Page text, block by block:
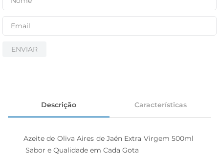
ENVIAR
Descrição Características
Azeite de Oliva Aires de Jaén Extra Virgem 500ml
Sabor e Qualidade em Cada Gota